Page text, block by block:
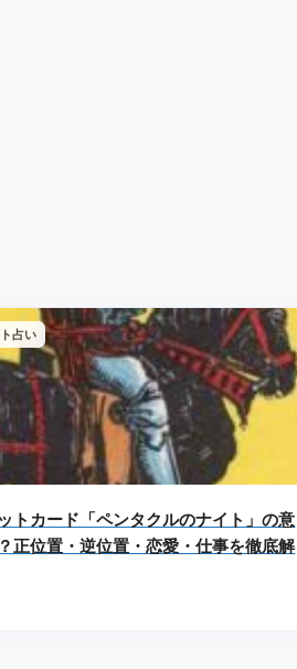
占い
トカード「ペンタクルのナイト」の意
正位置・逆位置・恋愛・仕事を徹底解